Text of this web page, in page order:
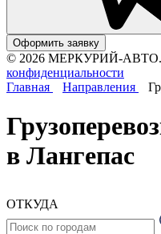
Оформить заявку
© 2026 МЕРКУРИЙ-АВТО.
конфиденциальности
Главная
Направления
в Лангепас
ОТКУДА